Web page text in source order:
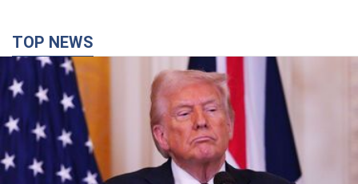
TOP NEWS